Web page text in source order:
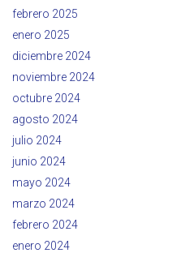
febrero 2025
enero 2025
diciembre 2024
noviembre 2024
octubre 2024
agosto 2024
julio 2024
junio 2024
mayo 2024
marzo 2024
febrero 2024
enero 2024